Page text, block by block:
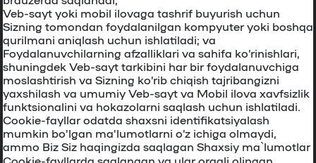
Veb-sayt yoki mobil ilovaga tashrif buyurish uchun
Sizning tomondan foydalanilgan kompyuter yoki boshqa
qurilmani aniqlash uchun ishlatiladi; va
Foydalanuvchilarning afzalliklari va sahifa ko’rinishlari,
shuningdek Veb-sayt tarkibini har bir foydalanuvchiga
moslashtirish va Sizning ko’rib chiqish tajribangizni
yaxshilash va umumiy Veb-sayt va Mobil ilova xavfsizlik
funktsionalini va hokazolarni saqlash uchun ishlatiladi.
Cookie-fayllar odatda shaxsni identifikatsiyalash
mumkin bo’lgan ma’lumotlarni o’z ichiga olmaydi,
ammo Biz Siz haqingizda saqlagan Shaxsiy ma`lumotlar